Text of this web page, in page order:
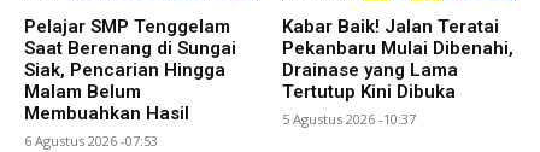
Pelajar SMP Tenggelam
Saat Berenang di Sungai
Siak, Pencarian Hingga
Malam Belum
Membuahkan Hasil
6 Agustus 2026 -07:53
Kabar Baik! Jalan Teratai
Pekanbaru Mulai Dibenahi,
Drainase yang Lama
Tertutup Kini Dibuka
5 Agustus 2026 -10:37